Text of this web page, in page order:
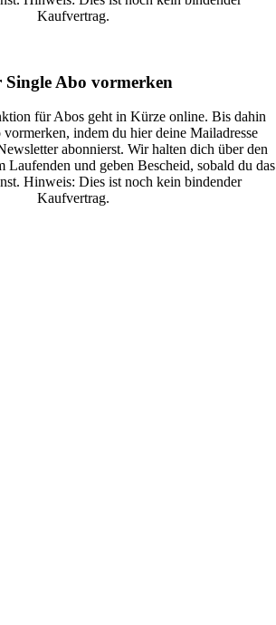
Kaufvertrag.
Single Abo vormerken
für Abos geht in Kürze online. Bis dahin
indem du hier deine Mailadresse
abonnierst. Wir halten dich über den
Laufenden und geben Bescheid, sobald du das
Hinweis: Dies ist noch kein bindender
Kaufvertrag.